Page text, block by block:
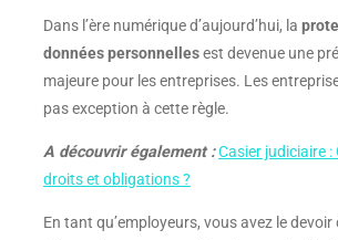
Dans l’ère numérique d’aujourd’hui, la
données personnellesest devenue une
majeure pour les entreprises. Les
pas exception à cette règle.
A découvrir également :Casier judiciaire
droits et obligations ?
En tant qu’employeurs, vous avez le